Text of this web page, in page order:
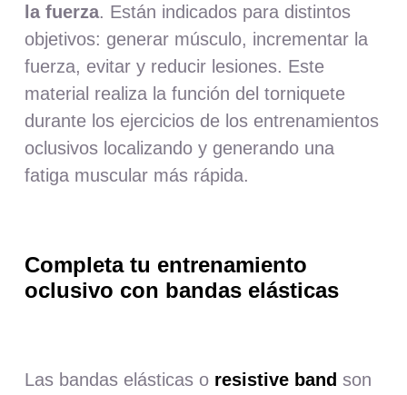
la fuerza. Están indicados para distintos
objetivos: generar músculo, incrementar la
fuerza, evitar y reducir lesiones. Este
material realiza la función del torniquete
durante los ejercicios de los entrenamientos
oclusivos localizando y generando una
fatiga muscular más rápida.
Completa tu entrenamiento
oclusivo con bandas elásticas
Las bandas elásticas o resistive band son